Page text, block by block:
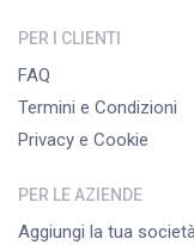
PER I CLIENTI
FAQ
Termini e Condizioni
Privacy e Cookie
PER LE AZIENDE
Aggiungi la tua